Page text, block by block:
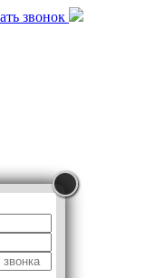
звонок